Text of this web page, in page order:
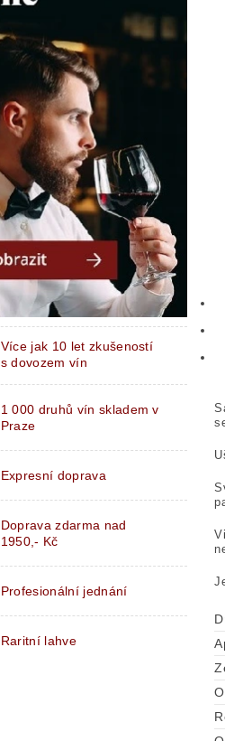
Více jak 10 let zkušeností
s dovozem vín
1 000 druhů vín skladem v
Praze
Expresní doprava
Doprava zdarma nad
1950,- Kč
Profesionální jednání
Raritní lahve